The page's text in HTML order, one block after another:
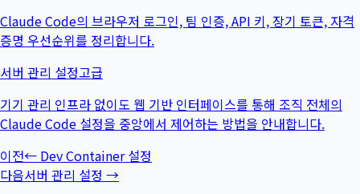
Claude Code의 브라우저 로그인, 팀 인증, API 키, 장기 토큰, 자격
증명 우선순위를 정리합니다.
서버 관리 설정고급
기기 관리 인프라 없이도 웹 기반 인터페이스를 통해 조직 전체의
Claude Code 설정을 중앙에서 제어하는 방법을 안내합니다.
이전← Dev Container 설정
다음서버 관리 설정 →